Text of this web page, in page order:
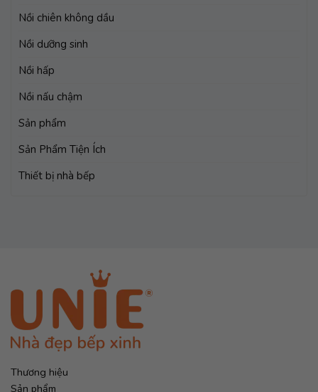
Nồi chiên không dầu
Nồi dưỡng sinh
Nồi hấp
Nồi nấu chậm
Sản phẩm
Sản Phẩm Tiện Ích
Thiết bị nhà bếp
Thương hiệu
Sản phẩm